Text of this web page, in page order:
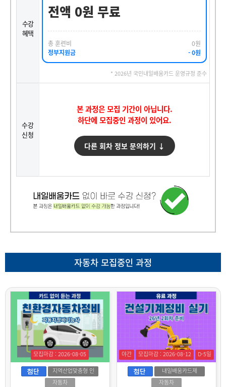
수강
혜택
전액 0원 무료
총 훈련비
0원
정부지원금
- 0원
* 2026년 국민내일배움카드 운영규정 준수
수강
신청
본 과정은 모집 기간이 아닙니다.
하단에 모집중인 과정이 있어요.
다른 회차 정보 문의하기 ↓
자동차 모집중인 과정
모집마감 : 2026-08-05
지역산업맞춤형 인
력양성
자동차
야간 모집마감 : 2026-08-12
D-5일
내일배움카드제
자동차